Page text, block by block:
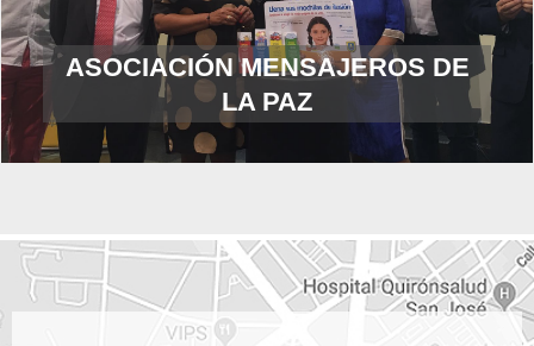
ASOCIACIÓN MENSAJEROS DE
LA PAZ